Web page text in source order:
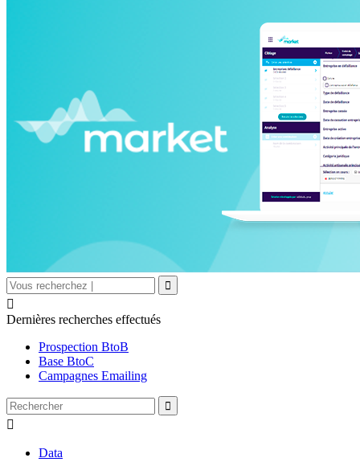

Dernières recherches effectués
Prospection BtoB
Base BtoC
Campagnes Emailing

Data